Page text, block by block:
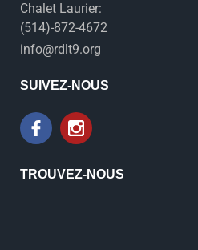
Chalet Laurier:
(514)-872-4672
info@rdlt9.org
SUIVEZ-NOUS
TROUVEZ-NOUS